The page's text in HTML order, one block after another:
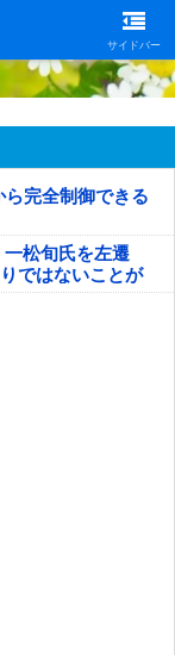
サイドバー
完全制御できる
一松旬氏を左遷
ではないことが